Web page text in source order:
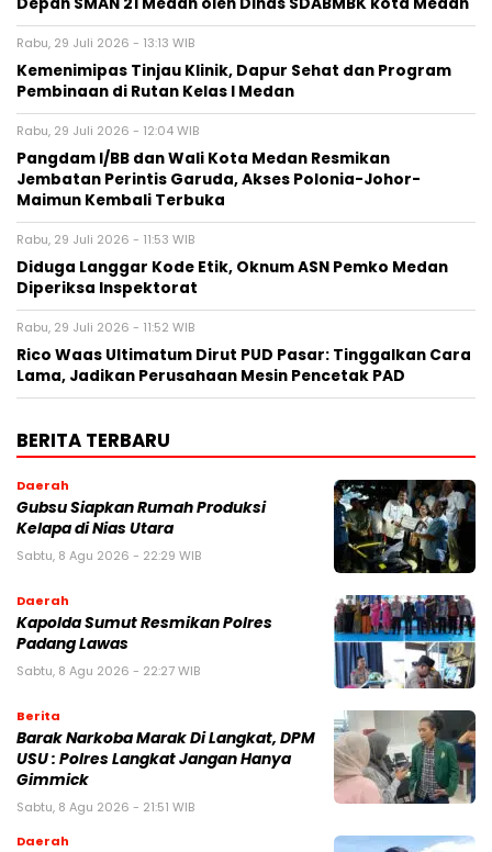
Depan SMAN 21 Medan oleh Dinas SDABMBK kota Medan
Rabu, 29 Juli 2026 - 13:13 WIB
Kemenimipas Tinjau Klinik, Dapur Sehat dan Program
Pembinaan di Rutan Kelas I Medan
Rabu, 29 Juli 2026 - 12:04 WIB
Pangdam I/BB dan Wali Kota Medan Resmikan
Jembatan Perintis Garuda, Akses Polonia-Johor-
Maimun Kembali Terbuka
Rabu, 29 Juli 2026 - 11:53 WIB
Diduga Langgar Kode Etik, Oknum ASN Pemko Medan
Diperiksa Inspektorat
Rabu, 29 Juli 2026 - 11:52 WIB
Rico Waas Ultimatum Dirut PUD Pasar: Tinggalkan Cara
Lama, Jadikan Perusahaan Mesin Pencetak PAD
BERITA TERBARU
Daerah
Gubsu Siapkan Rumah Produksi
Kelapa di Nias Utara
Sabtu, 8 Agu 2026 - 22:29 WIB
Daerah
Kapolda Sumut Resmikan Polres
Padang Lawas
Sabtu, 8 Agu 2026 - 22:27 WIB
Berita
Barak Narkoba Marak Di Langkat, DPM
USU : Polres Langkat Jangan Hanya
Gimmick
Sabtu, 8 Agu 2026 - 21:51 WIB
Daerah